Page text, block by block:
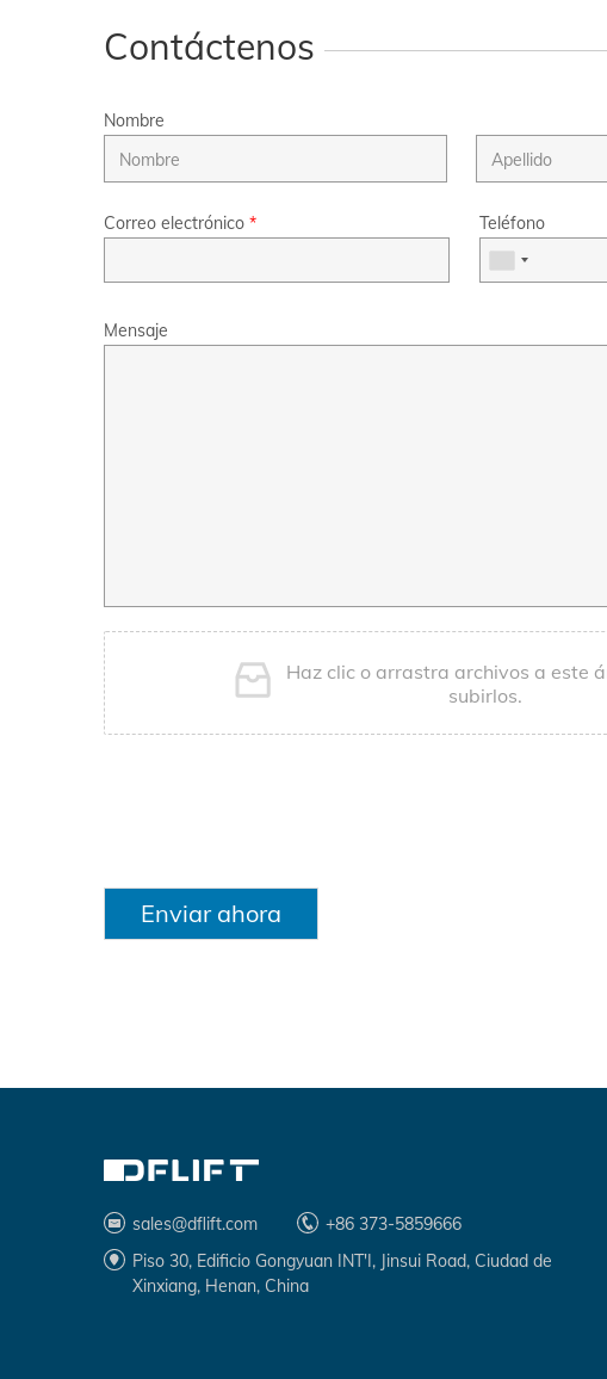
Contáctenos
Nombre
Correo electrónico * Teléfono
Mensaje
Haz clic o arrastra archivos a este
subirlos.
Enviar ahora
sales@dflift.com
+86 373-5859666
Piso 30, Edificio Gongyuan INT'I, Jinsui Road, Ciudad de
Xinxiang, Henan, China